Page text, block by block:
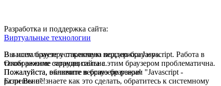
Разработка и поддержка сайта:
Виртуальные технологии
В вашем браузере отключена поддержка Jasvscript. Работа в
таком режиме затруднительна.
Пожалуйста, включите в браузере режим "Javascript -
разрешено"!
Вы используете устаревшую версию браузера.
Отображение страниц сайта с этим браузером проблематична.
Пожалуйста, обновите версию браузера!
Если Вы не знаете как это сделать, обратитесь к системному